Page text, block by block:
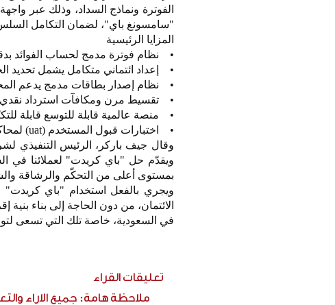
"سامسونغ باي"، لضمان التكامل
المزايا الرئيسية
• نظام فوترة مدمج لحساب الفوائد
• إعداد ائتماني متكامل يشمل تحديد
• نظام إصدار بطاقات مدمج يدعم
• تقسيط مرن ومكافآت استرداد نقدي
• منصة عالمية قابلة للتوسع قابلة
• اختبارات قبول المستخدم (uat) لمحاكاة واقعية تضمن نشراً سريعاً وموثوقاً.
وقال جيف باركر، الرئيس التنفيذي
ويقدّم حل "باي كريدت" لعملائنا في
بمستوى أعلى من التحكّم والرشاقة
ويجري بالفعل استخدام "باي
الائتمان، من دون الحاجة إلى بناء
في السعودية، خاصة تلك التي تسعى
تعليقات القراء
ملاحظة هامة: جميع الاراء